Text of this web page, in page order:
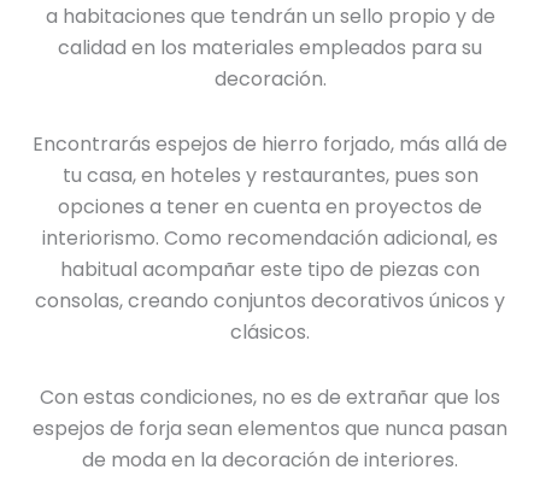
a habitaciones que tendrán un sello propio y de
calidad en los materiales empleados para su
decoración.
Encontrarás espejos de hierro forjado, más allá de
tu casa, en hoteles y restaurantes, pues son
opciones a tener en cuenta en proyectos de
interiorismo. Como recomendación adicional, es
habitual acompañar este tipo de piezas con
consolas, creando conjuntos decorativos únicos y
clásicos.
Con estas condiciones, no es de extrañar que los
espejos de forja sean elementos que nunca pasan
de moda en la decoración de interiores.